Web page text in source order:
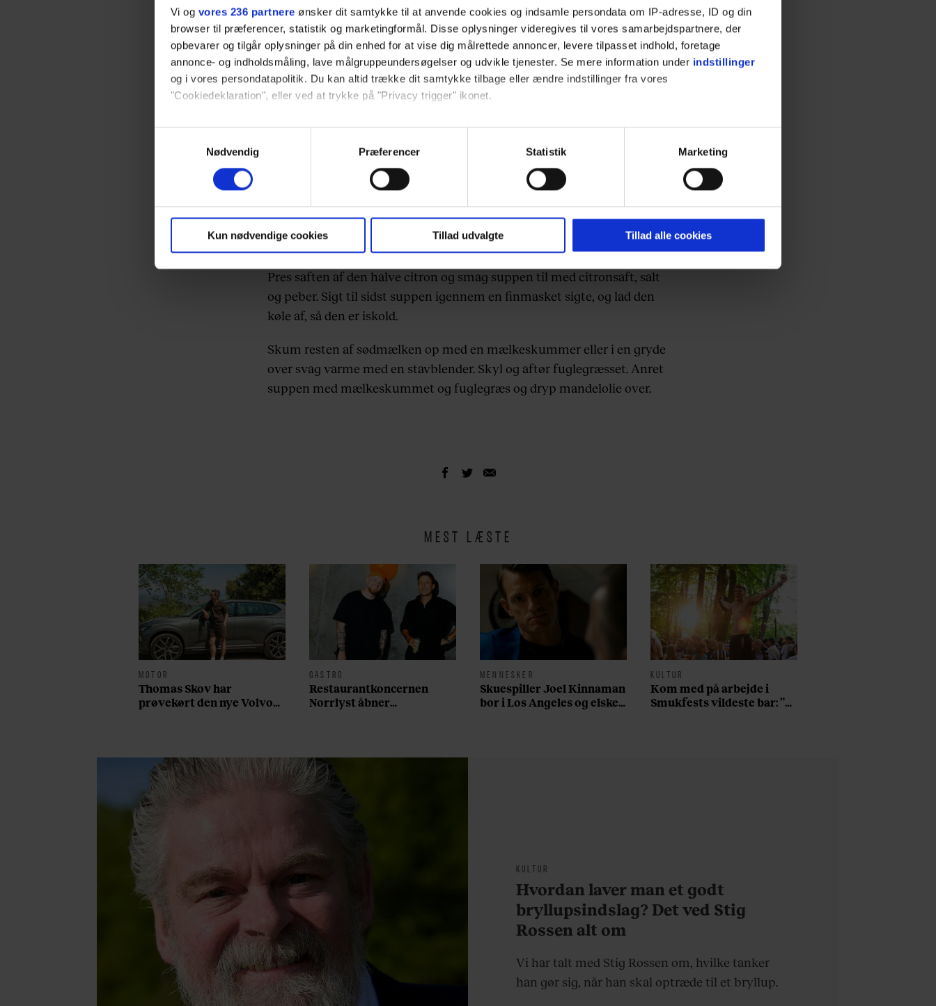
Vi og vores 236 partnere ønsker dit samtykke til at anvende cookies og indsamle persondata om IP-adresse, ID og din
browser til præferencer, statistik og marketingformål. Disse oplysninger videregives til vores samarbejdspartnere, der
opbevarer og tilgår oplysninger på din enhed for at vise dig målrettede annoncer, levere tilpasset indhold, foretage
annonce- og indholdsmåling, lave målgruppeundersøgelser og udvikle tjenester. Se mere information under indstillinger
og i vores persondatapolitik. Du kan altid trække dit samtykke tilbage eller ændre indstillinger fra vores
"Cookiedeklaration", eller ved at trykke på "Privacy trigger" ikonet.
Dine valg anvendes på hele websitet.
Vi ønsker dit samtykke til at indsamle og bruge data for at kunne levere og finansiere relevant journalistisk indhold til dig.
markedsføring, så vi kan optimere vores reklametiltag på sociale medier og til at vise dig funktioner i forbindelse med
Du kan til enhver tid trække dit samtykke tilbage via linket, du finder i vores cookiepolitik. Du kan læse mere om vores
brug af cookies, samarbejdspartnere og behandling af dine personoplysninger i forbindelse hermed i både
Nødvendig
Præferencer Statistik Marketing
Kun nødvendige cookies Tillad udvalgte Tillad alle cookies
Fuglegræs til pynt
2 spsk. mandelolie
Skær den tørre rodende af aspargesene, og skyl dem. Skyl og slyng
Blanchér de grønne asparges i saltet vand i ca. 1 minut, og sigt vandet
fra. Kog smør, hønsefond og 2/3 af sødmælken op. Blend den varme
Pres saften af den halve citron og smag suppen til med citronsaft, salt
og peber. Sigt til sidst suppen igennem en finmasket sigte, og lad den
køle af, så den er iskold.
Skum resten af sødmælken op med en mælkeskummer eller i en gryde
over svag varme med en stavblender. Skyl og aftør fuglegræsset. Anret
suppen med mælkeskummet og fuglegræs og dryp mandelolie over.
MEST LÆSTE
MOTOR
Thomas Skov har
prøvekørt den nye Volvo
GASTRO
Restaurantkoncernen
Norrlyst åbner
MENNESKER
Skuespiller Joel Kinnaman
bor i Los Angeles og elsker
KULTUR
Kom med på arbejde i
Smukfests vildeste bar: ”Vi
KULTUR
Hvordan laver man et godt
bryllupsindslag? Det ved Stig
Rossen alt om
Vi har talt med Stig Rossen om, hvilke tanker
han gør sig, når han skal optræde til et bryllup.